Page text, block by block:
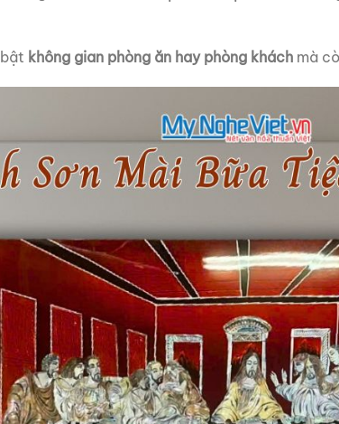
không gian phòng ăn hay phòng khách mà